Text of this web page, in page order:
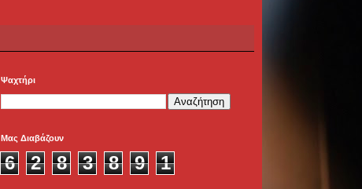
Ψαχτήρι
Μας Διαβάζουν
6 2 8 3 8 9 1